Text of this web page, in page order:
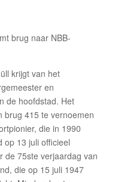
krijgt van het
en
de hoofdstad. Het
brug 415 te vernoemen
die in 1990
op 13 juli officieel
de 75ste verjaardag van
die op 15 juli 1947